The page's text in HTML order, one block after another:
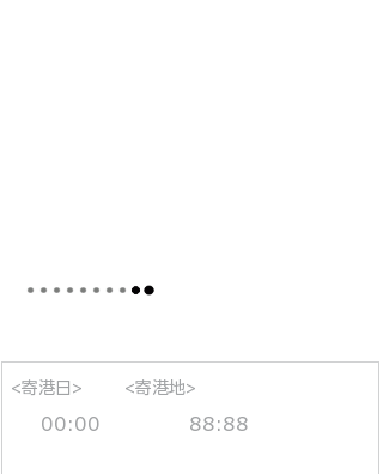
<寄港日>
00:00
<寄港地>
88:88